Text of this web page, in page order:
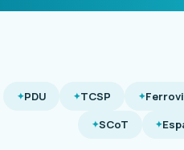
PDU TCSP
SCoT